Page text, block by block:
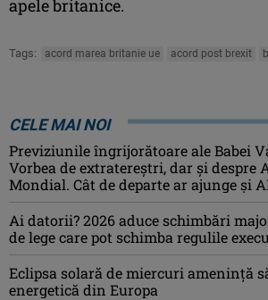
apele britanice.
Tags: acord marea britanie ue acord post brexit
CELE MAI NOI
Previziunile îngrijorătoare ale Babei
Vorbea de extratereștri, dar și despre
Mondial. Cât de departe ar ajunge și
Ai datorii? 2026 aduce schimbări
de lege care pot schimba regulile
Eclipsa solară de miercuri ameninţă
energetică din Europa